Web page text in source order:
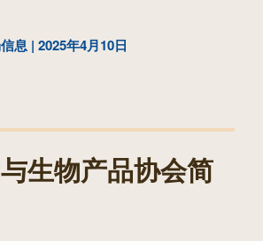
息 | 2025年4月10日
生物产品协会简